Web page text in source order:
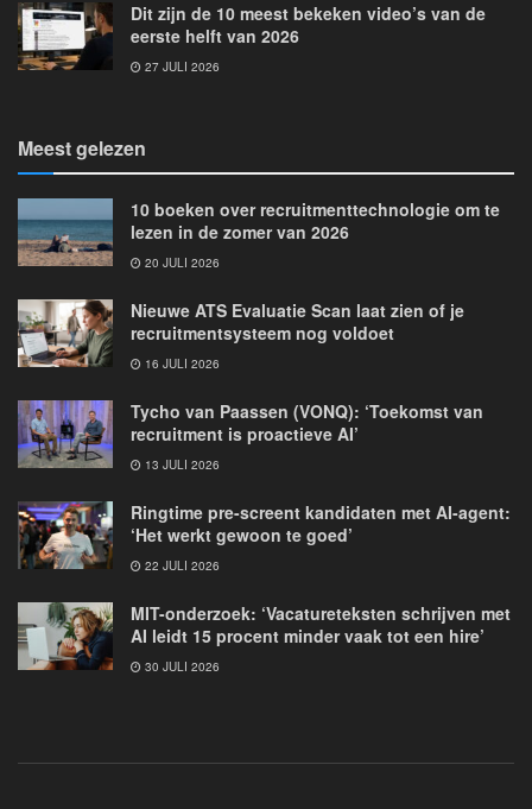
Dit zijn de 10 meest bekeken video’s van de
eerste helft van 2026
27 JULI 2026
Meest gelezen
10 boeken over recruitmenttechnologie om te
lezen in de zomer van 2026
20 JULI 2026
Nieuwe ATS Evaluatie Scan laat zien of je
recruitmentsysteem nog voldoet
16 JULI 2026
Tycho van Paassen (VONQ): ‘Toekomst van
recruitment is proactieve AI’
13 JULI 2026
Ringtime pre-screent kandidaten met AI-agent:
‘Het werkt gewoon te goed’
22 JULI 2026
MIT-onderzoek: ‘Vacatureteksten schrijven met
AI leidt 15 procent minder vaak tot een hire’
30 JULI 2026